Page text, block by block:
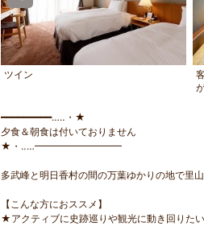
ツイン
━━━━━━━━━…‥・★
夕食＆朝食は付いておりません
★・‥…━━━━━━━━━
多武峰と明日香村の間の万葉ゆかりの地で里
【こんな方におススメ】
★アクティブに史跡巡りや観光に動き回りた